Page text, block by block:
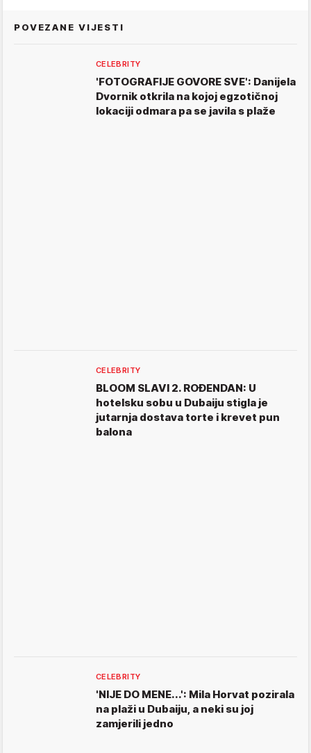
POVEZANE VIJESTI
CELEBRITY
'FOTOGRAFIJE GOVORE SVE': Danijela
Dvornik otkrila na kojoj egzotičnoj
lokaciji odmara pa se javila s plaže
CELEBRITY
BLOOM SLAVI 2. ROĐENDAN: U
hotelsku sobu u Dubaiju stigla je
jutarnja dostava torte i krevet pun
balona
CELEBRITY
'NIJE DO MENE...': Mila Horvat pozirala
na plaži u Dubaiju, a neki su joj
zamjerili jedno